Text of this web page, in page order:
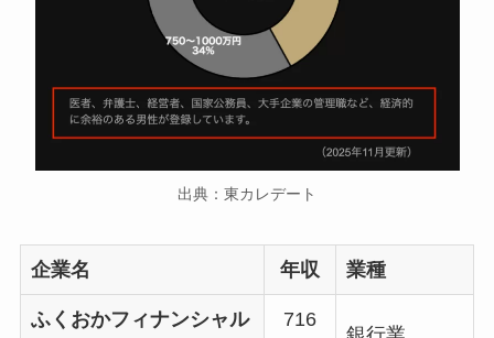
出典：東カレデート
企業名 年収 業種
ふくおかフィナンシャル
716